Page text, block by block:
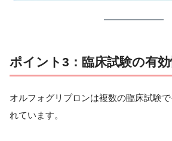
ポイント3：臨床試験の有
オルフォグリプロンは複数の臨床試験
れています。